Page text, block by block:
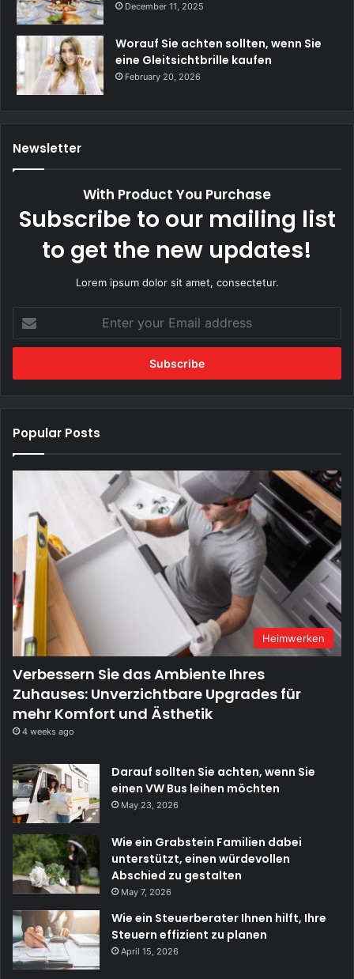
December 11, 2025
Worauf Sie achten sollten, wenn Sie
eine Gleitsichtbrille kaufen
February 20, 2026
Newsletter
With Product You Purchase
Subscribe to our mailing list
to get the new updates!
Lorem ipsum dolor sit amet, consectetur.
your
Email
Popular Posts
Heimwerken
Verbessern Sie das Ambiente Ihres
Zuhauses: Unverzichtbare Upgrades für
mehr Komfort und Ästhetik
4 weeks ago
Darauf sollten Sie achten, wenn Sie
einen VW Bus leihen möchten
May 23, 2026
Wie ein Grabstein Familien dabei
unterstützt, einen würdevollen
Abschied zu gestalten
May 7, 2026
Wie ein Steuerberater Ihnen hilft, Ihre
Steuern effizient zu planen
April 15, 2026